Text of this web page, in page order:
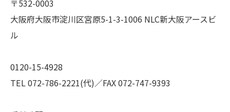
〒532-0003
大阪府大阪市淀川区宮原5-1-3-1006 NLC新大阪アースビ
ル
0120-15-4928
TEL 072-786-2221(代)／FAX 072-747-9393